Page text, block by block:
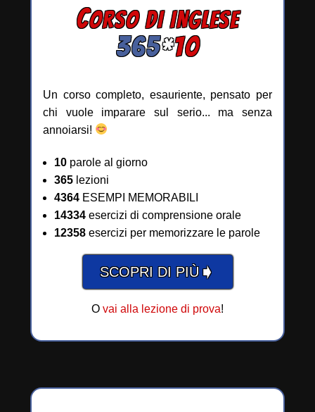
CORSO DI INGLESE
365*10
Un corso completo, esauriente, pensato per
chi vuole imparare sul serio... ma senza
annoiarsi!
10 parole al giorno
365 lezioni
4364 ESEMPI MEMORABILI
14334 esercizi di comprensione orale
12358 esercizi per memorizzare le parole
SCOPRI DI PIÙ➧
O vai alla lezione di prova!